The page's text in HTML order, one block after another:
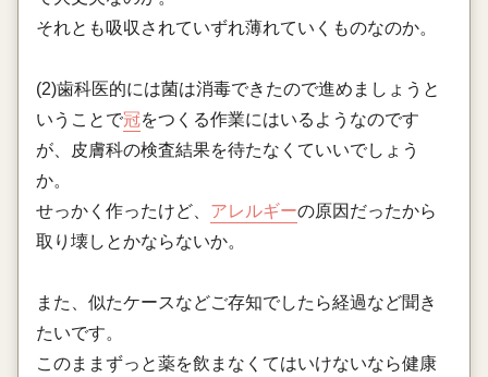
それとも吸収されていずれ薄れていくものなのか。
(2)歯科医的には菌は消毒できたので進めましょうと
いうことで冠をつくる作業にはいるようなのです
が、皮膚科の検査結果を待たなくていいでしょう
か。
せっかく作ったけど、 アレルギーの原因だったから
取り壊しとかならないか。
また、似たケースなどご存知でしたら経過など聞き
たいです。
このままずっと薬を飲まなくてはいけないなら健康